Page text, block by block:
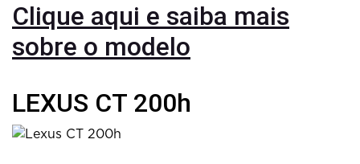
Clique aqui e saiba mais
sobre o modelo
LEXUS CT 200h